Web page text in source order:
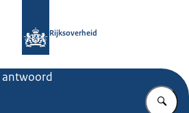
Rijksoverheid
antwoord